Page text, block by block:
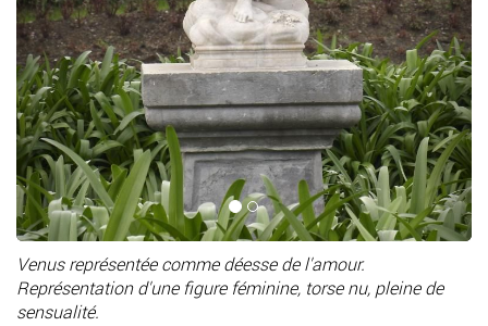
Venus représentée comme déesse de l'amour.
Représentation d'une figure féminine, torse nu, pleine de
sensualité.